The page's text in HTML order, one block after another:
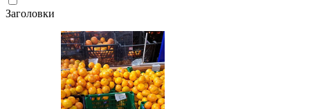
Заголовки